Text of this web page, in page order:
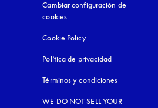
Cambiar configuración de
cookies
Cookie Policyapertura en una
Política de privacidad
Términos y condiciones
WE DO NOT SELL YOUR